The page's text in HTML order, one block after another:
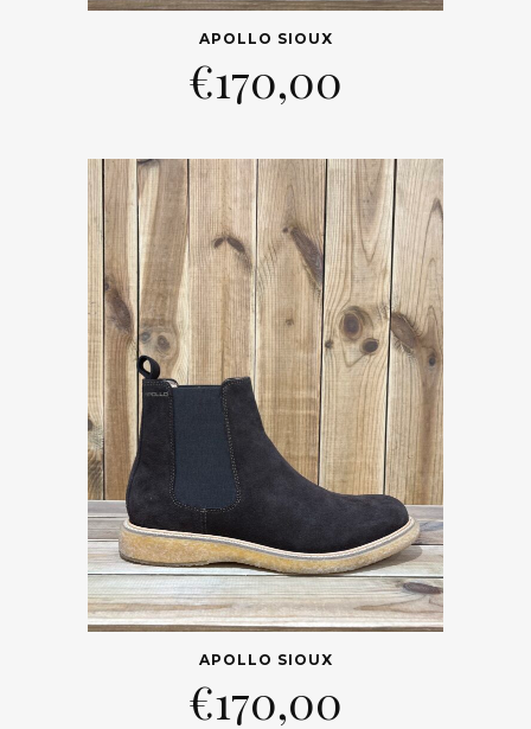
APOLLO SIOUX
€170,00
APOLLO SIOUX
€170,00